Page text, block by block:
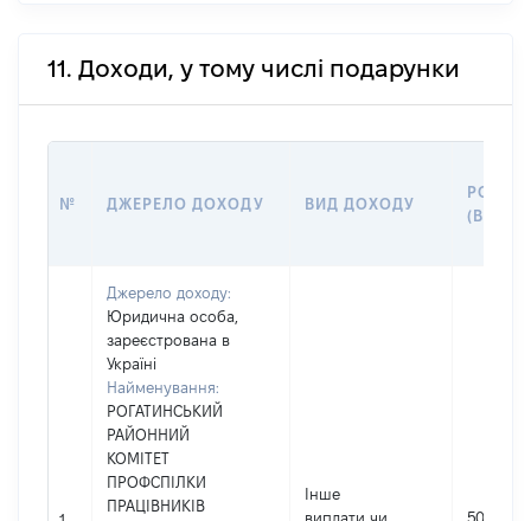
11. Доходи, у тому числі подарунки
№ ДЖЕРЕЛО ДОХОДУ ВИД ДОХОДУ
Джерело доходу:
Юридична особа,
зареєстрована в
Україні
Найменування:
РОГАТИНСЬКИЙ
РАЙОННИЙ
КОМІТЕТ
ПРОФСПІЛКИ
ПРАЦІВНИКІВ
Інше
виплати чи
500